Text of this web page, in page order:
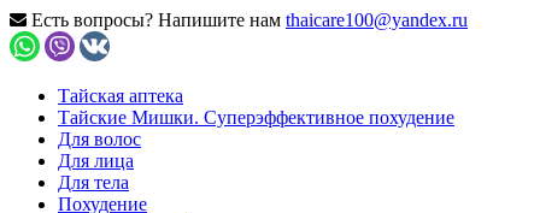
Есть вопросы? Напишите нам thaicare100@yandex.ru
Тайская аптека
Тайские Мишки. Суперэффективное похудение
Для волос
Для лица
Для тела
Похудение